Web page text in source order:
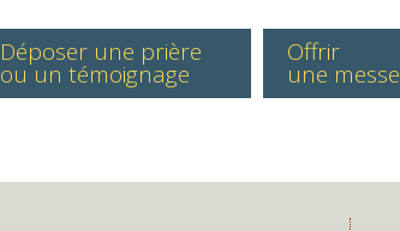
Déposer une prière
ou un témoignage
Offrir
une messe